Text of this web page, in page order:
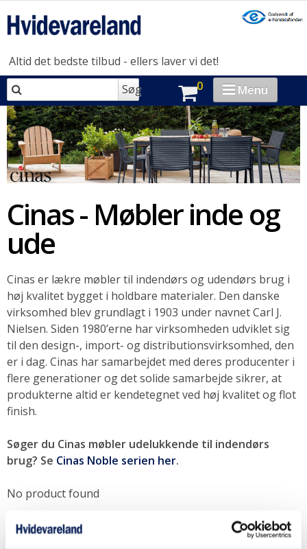
Altid det bedste tilbud - ellers laver vi det!
Søg
0 Menu
VASK & TØR
OPVASK
MADLAVNING
KØL & FRYS
HUSHOLDNING
OUTLET
SOMMERUDSALG
Cinas - Møbler inde og
ude
Cinas er lækre møbler til indendørs og udendørs brug i
høj kvalitet bygget i holdbare materialer. Den danske
virksomhed blev grundlagt i 1903 under navnet Carl J.
Nielsen. Siden 1980’erne har virksomheden udviklet sig
til den design-, import- og distributionsvirksomhed, den
er i dag. Cinas har samarbejdet med deres producenter i
flere generationer og det solide samarbejde sikrer, at
produkterne altid er kendetegnet ved høj kvalitet og flot
finish.
Søger du Cinas møbler udelukkende til indendørs
brug? Se Cinas Noble serien her.
No product found
< Tilbage tilAlle Møbler